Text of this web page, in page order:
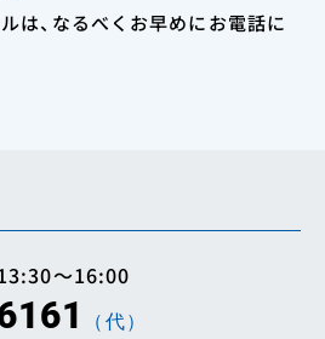
は、なるべくお早めにお電話に
〜16:00
（代）